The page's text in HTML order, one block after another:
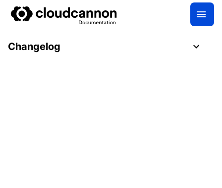
Changelog